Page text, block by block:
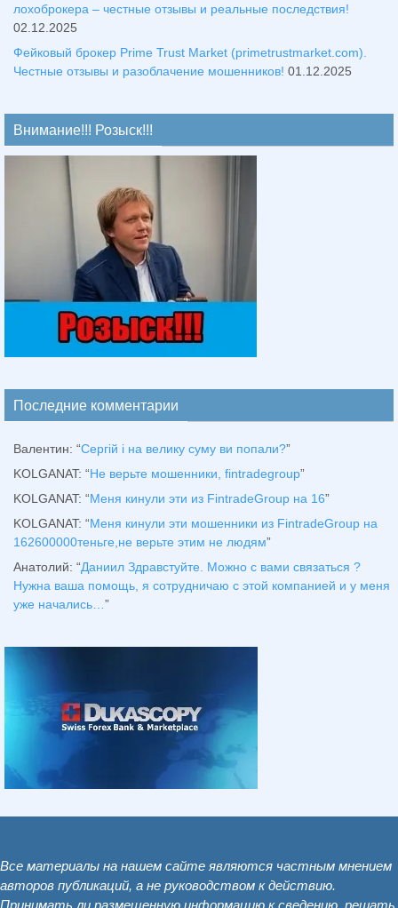
лохоброкера – честные отзывы и реальные последствия!
02.12.2025
Фейковый брокер Prime Trust Market (primetrustmarket.com).
Честные отзывы и разоблачение мошенников! 01.12.2025
Внимание!!! Розыск!!!
Последние комментарии
Валентин: “Сергій і на велику суму ви попали?”
KOLGANAT: “Не верьте мошенники, fintradegroup”
KOLGANAT: “Меня кинули эти из FintradeGroup на 16”
KOLGANAT: “Меня кинули эти мошенники из FintradeGroup на
162600000теньге,не верьте этим не людям”
Анатолий: “Даниил Здравстуйте. Можно с вами связаться ?
Нужна ваша помощь, я сотрудничаю с этой компанией и у меня
уже начались… ”
Все материалы на нашем сайте являются частным мнением
авторов публикаций, а не руководством к действию.
Принимать ли размещенную информацию к сведению, решать